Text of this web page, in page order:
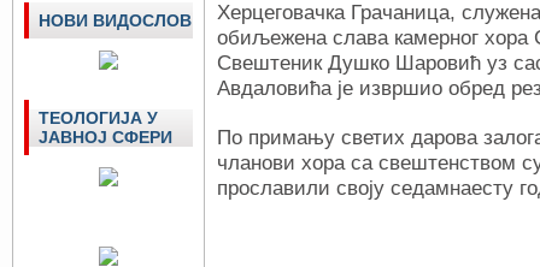
Херцеговачка Грачаница,
обиљежена слава камерног хора
Свештеник Душко Шаровић уз
Авдаловића је извршио обред
По примању светих дарова
чланови хора са свештенством
прославили своју седамнаесту
НОВИ ВИДОСЛОВ
ТЕОЛОГИЈА У
ЈАВНОЈ СФЕРИ